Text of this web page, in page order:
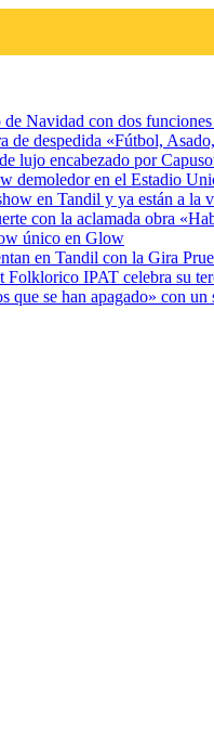
Navidad con dos
de despedida «Fútbol,
lujo encabezado por
demoledor en el Estadio
en Tandil y ya están a la
con la aclamada obra
único en Glow
en Tandil con la Gira
IPAT celebra su
que se han apagado» con